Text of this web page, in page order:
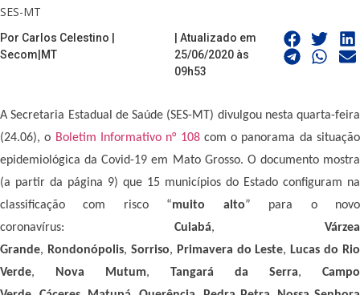
SES-MT
Por Carlos Celestino |
Secom|MT
| Atualizado em
25/06/2020 às
09h53
A Secretaria Estadual de Saúde (SES-MT) divulgou nesta quarta-feira
(24.06), o Boletim Informativo n° 108com o panorama da situação
epidemiológica da Covid-19 em Mato Grosso. O documento mostra
(a partir da página 9) que 15 municípios do Estado configuram na
classificação com risco “muito alto” para o novo
coronavírus: Cuiabá, Várzea
Grande, Rondonópolis, Sorriso, Primavera do Leste, Lucas do Rio
Verde, Nova Mutum, Tangará da Serra, Campo